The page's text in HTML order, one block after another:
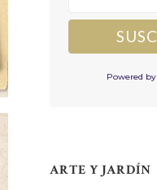
Powered by
ARTE Y JARDÍN